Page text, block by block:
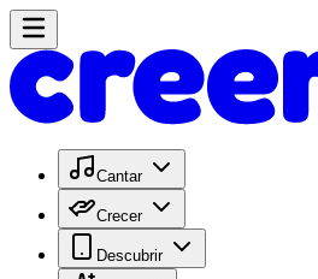
Cantar
Crecer
Descubrir